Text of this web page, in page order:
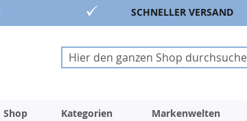
SCHNELLER VERSAND
Suche
Shop Kategorien Markenwelten